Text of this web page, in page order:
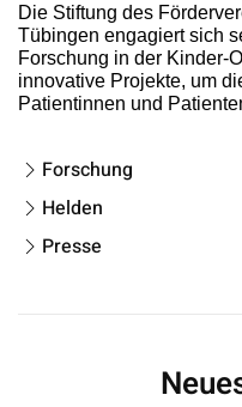
Die Stiftung des
Tübingen engagiert sich
Forschung in der Kinder-
innovative Projekte, um
Patientinnen und
Forschung
Helden
Presse